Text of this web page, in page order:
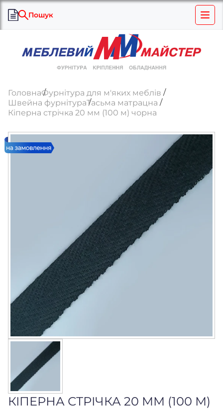
Пошук
ГоловнаФурнітура для м'яких меблів
Швейна фурнітураТасьма матрацна
Кіперна стрічка 20 мм (100 м) чорна
КІПЕРНА СТРІЧКА 20 ММ (100 М)